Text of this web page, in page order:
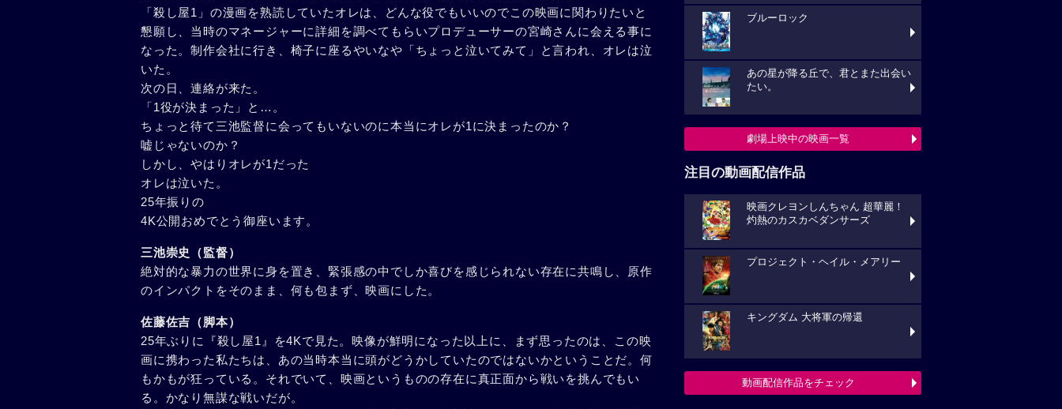
「殺し屋1」の漫画を熟読していたオレは、どんな役でもいいのでこの映画に関わりたいと
懇願し、当時のマネージャーに詳細を調べてもらいプロデューサーの宮崎さんに会える事に
なった。制作会社に行き、椅子に座るやいなや「ちょっと泣いてみて」と言われ、オレは泣
いた。
次の日、連絡が来た。
「1役が決まった」と…。
ちょっと待て三池監督に会ってもいないのに本当にオレが1に決まったのか？
嘘じゃないのか？
しかし、やはりオレが1だった
オレは泣いた。
25年振りの
4K公開おめでとう御座います。
三池崇史（監督）
絶対的な暴力の世界に身を置き、緊張感の中でしか喜びを感じられない存在に共鳴し、原作
のインパクトをそのまま、何も包まず、映画にした。
佐藤佐吉（脚本）
25年ぶりに『殺し屋1』を4Kで見た。映像が鮮明になった以上に、まず思ったのは、この映
画に携わった私たちは、あの当時本当に頭がどうかしていたのではないかということだ。何
もかもが狂っている。それでいて、映画というものの存在に真正面から戦いを挑んでもい
る。かなり無謀な戦いだが。
ブルーロック
あの星が降る丘で、君とまた出会い
たい。
劇場上映中の映画一覧
注目の動画配信作品
映画クレヨンしんちゃん 超華麗！
灼熱のカスカベダンサーズ
プロジェクト・ヘイル・メアリー
キングダム 大将軍の帰還
動画配信作品をチェック